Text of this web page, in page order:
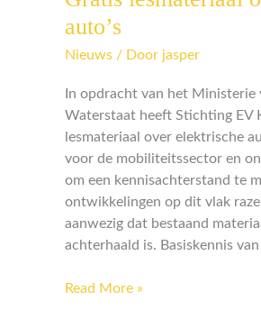
auto’s
Nieuws / Door jasper
In opdracht van het
Waterstaat heeft Stichting EV
lesmateriaal over elektrische
voor de mobiliteitssector en
om een kennisachterstand te
ontwikkelingen op dit vlak
aanwezig dat bestaand
achterhaald is. Basiskennis
lesmateriaal
over
elektrische
Read More »